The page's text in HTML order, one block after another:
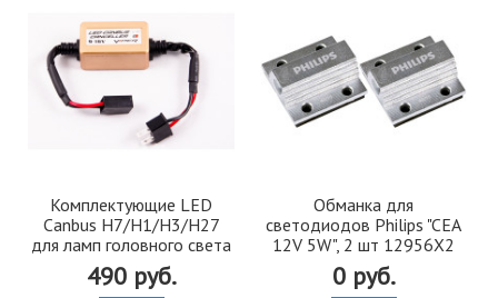
Комплектующие LED
Canbus H7/H1/H3/H27
для ламп головного света
490 руб.
Обманка для
светодиодов Philips "CEA
12V 5W", 2 шт 12956X2
0 руб.